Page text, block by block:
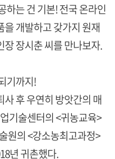
하는 건 기본! 전국 온라인
개발하고 갖가지 원재
장시춘 씨를 만나보자.
기까지!
후 우연히 방앗간의 매
기술센터의 <귀농교육>
원의 <강소농최고과정>
년 귀촌했다.